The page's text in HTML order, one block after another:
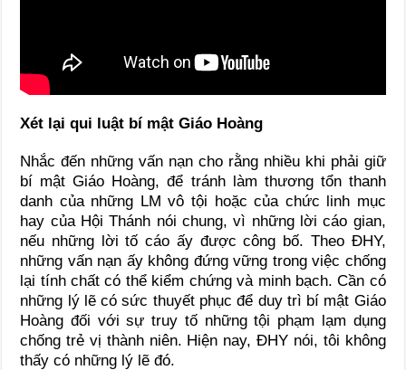
Xét lại qui luật bí mật Giáo Hoàng
Nhắc đến những vấn nạn cho rằng nhiều khi phải giữ
bí mật Giáo Hoàng, để tránh làm thương tổn thanh
danh của những LM vô tội hoặc của chức linh mục
hay của Hội Thánh nói chung, vì những lời cáo gian,
nếu những lời tố cáo ấy được công bố. Theo ĐHY,
những vấn nạn ấy không đứng vững trong việc chống
lại tính chất có thể kiểm chứng và minh bạch. Cần có
những lý lẽ có sức thuyết phục để duy trì bí mật Giáo
Hoàng đối với sự truy tố những tội phạm lạm dụng
chống trẻ vị thành niên. Hiện nay, ĐHY nói, tôi không
thấy có những lý lẽ đó.